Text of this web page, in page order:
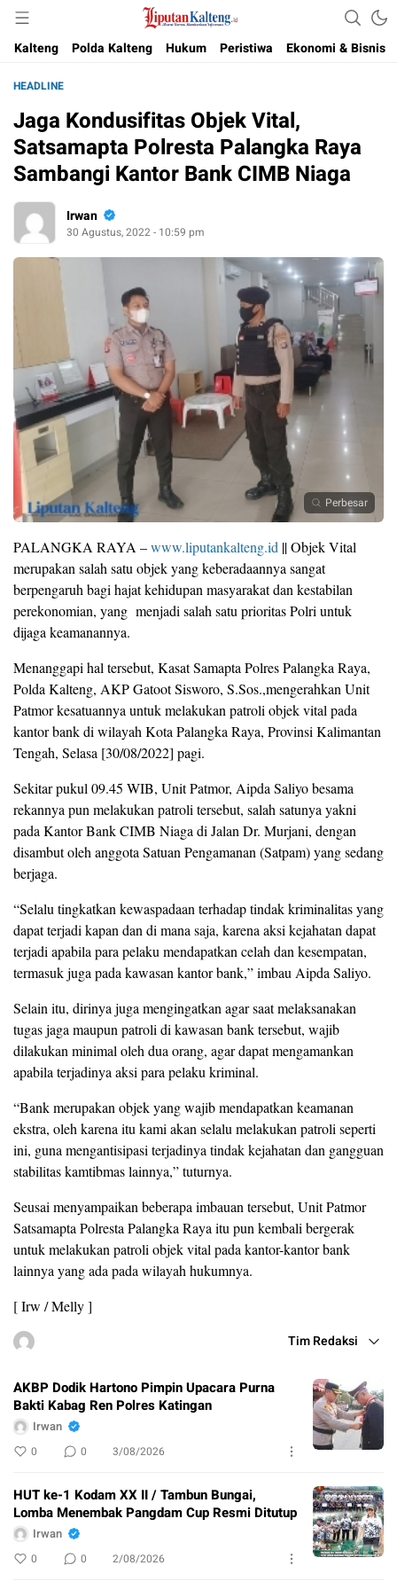
Liputan Kalteng
Akurat, Terpercaya & Independent
Kalteng
Polda Kalteng Hukum Peristiwa Ekonomi & Bisnis
HEADLINE
Jaga Kondusifitas Objek Vital,
Satsamapta Polresta Palangka Raya
Sambangi Kantor Bank CIMB Niaga
Irwan
30 Agustus, 2022 - 10:59 pm
Perbesar
PALANGKA RAYA –www.liputankalteng.id || Objek Vital
merupakan salah satu objek yang keberadaannya sangat
berpengaruh bagi hajat kehidupan masyarakat dan kestabilan
perekonomian, yang menjadi salah satu prioritas Polri untuk
dijaga keamanannya.
Menanggapi hal tersebut, Kasat Samapta Polres Palangka Raya,
Polda Kalteng, AKP Gatoot Sisworo, S.Sos.,mengerahkan Unit
Patmor kesatuannya untuk melakukan patroli objek vital pada
kantor bank di wilayah Kota Palangka Raya, Provinsi Kalimantan
Tengah, Selasa [30/08/2022] pagi.
Sekitar pukul 09.45 WIB, Unit Patmor, Aipda Saliyo besama
rekannya pun melakukan patroli tersebut, salah satunya yakni
pada Kantor Bank CIMB Niaga di Jalan Dr. Murjani, dengan
disambut oleh anggota Satuan Pengamanan (Satpam) yang sedang
berjaga.
“Selalu tingkatkan kewaspadaan terhadap tindak kriminalitas yang
dapat terjadi kapan dan di mana saja, karena aksi kejahatan dapat
terjadi apabila para pelaku mendapatkan celah dan kesempatan,
termasuk juga pada kawasan kantor bank,” imbau Aipda Saliyo.
Selain itu, dirinya juga mengingatkan agar saat melaksanakan
tugas jaga maupun patroli di kawasan bank tersebut, wajib
dilakukan minimal oleh dua orang, agar dapat mengamankan
apabila terjadinya aksi para pelaku kriminal.
“Bank merupakan objek yang wajib mendapatkan keamanan
ekstra, oleh karena itu kami akan selalu melakukan patroli seperti
ini, guna mengantisipasi terjadinya tindak kejahatan dan gangguan
stabilitas kamtibmas lainnya,” tuturnya.
Seusai menyampaikan beberapa imbauan tersebut, Unit Patmor
Satsamapta Polresta Palangka Raya itu pun kembali bergerak
untuk melakukan patroli objek vital pada kantor-kantor bank
lainnya yang ada pada wilayah hukumnya.
[ Irw / Melly ]
Tim Redaksi
AKBP Dodik Hartono Pimpin Upacara Purna
Bakti Kabag Ren Polres Katingan
Irwan
0 0 3/08/2026
HUT ke-1 Kodam XX II / Tambun Bungai,
Lomba Menembak Pangdam Cup Resmi Ditutup
Irwan
0 0 2/08/2026